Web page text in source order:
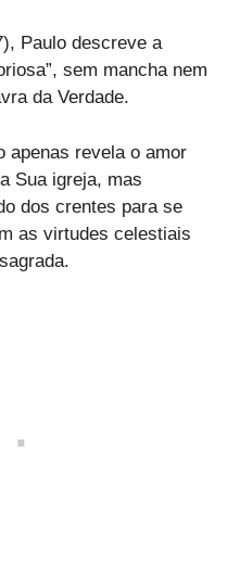
Paulo descreve a
sem mancha nem
da Verdade.
apenas revela o amor
Sua igreja, mas
dos crentes para se
as virtudes celestiais